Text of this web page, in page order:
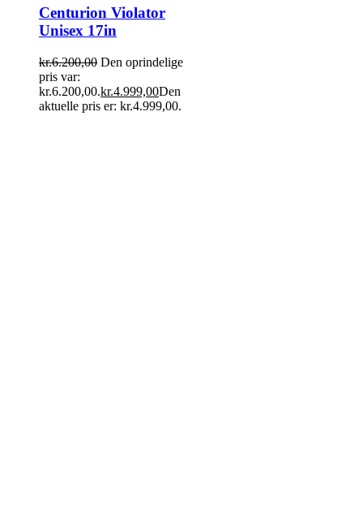
Centurion Violator
Unisex 17in
kr.6.200,00 Den oprindelige
pris var:
kr.6.200,00.kr.4.999,00Den
aktuelle pris er: kr.4.999,00.